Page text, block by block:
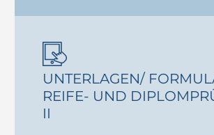
UNTERLAGEN/
REIFE- UND
II